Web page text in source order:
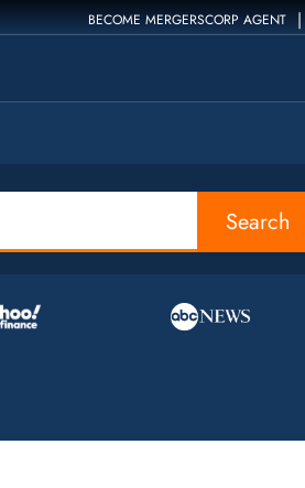
BECOME MERGERSCORP AGENT |
Search